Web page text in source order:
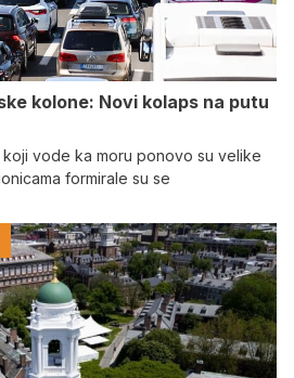
kolone: Novi kolaps na putu
vode ka moru ponovo su velike
formirale su se